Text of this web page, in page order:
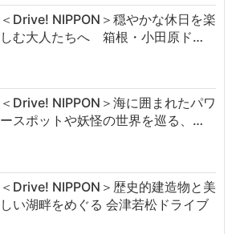
＜Drive! NIPPON＞穏やかな休日を楽
しむ大人たちへ 箱根・小田原ド…
＜Drive! NIPPON＞海に囲まれたパワ
ースポットや妖怪の世界を巡る、…
＜Drive! NIPPON＞歴史的建造物と美
しい湖畔をめぐる 会津若松ドライブ